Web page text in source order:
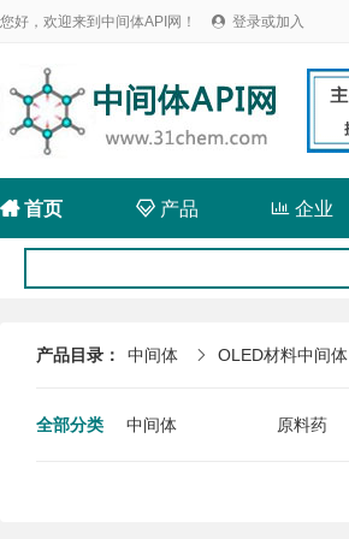
您好，欢迎来到中间体API网！  登录或加入
首页 产品  企业
产品目录： 中间体  OLED材料中间体
全部分类 中间体 原料药